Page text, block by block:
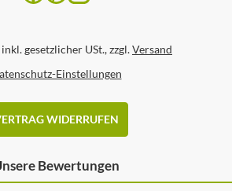
gesetzlicher USt., zzgl.Versand
Einstellungen
WIDERRUFEN
Bewertungen